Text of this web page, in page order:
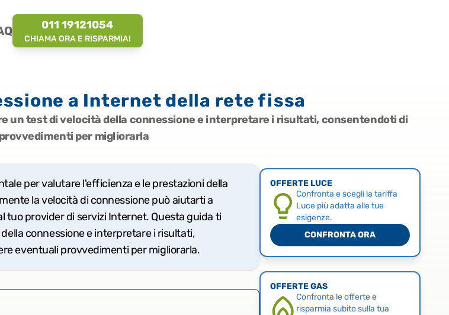
011 19121054
CHIAMA ORA E RISPARMIA!
a Internet della rete fissa
un test di velocità della connessione e interpretare i risultati, consentendoti di
per migliorarla
per valutare l'efficienza e le prestazioni della
la velocità di connessione può aiutarti a
tuo provider di servizi Internet. Questa guida ti
connessione e interpretare i risultati,
eventuali provvedimenti per migliorarla.
OFFERTE LUCE
Confronta e scegli la tariffa
Luce più adatta alle tue
esigenze.
CONFRONTA ORA
OFFERTE GAS
Confronta le offerte e
risparmia subito sulla tua